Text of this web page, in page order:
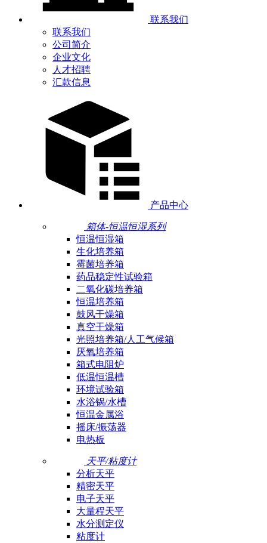
联系我们
联系我们
公司简介
企业文化
人才招聘
汇款信息
产品中心
箱体-恒温恒湿系列
恒温恒湿箱
生化培养箱
霉菌培养箱
药品稳定性试验箱
二氧化碳培养箱
恒温培养箱
鼓风干燥箱
真空干燥箱
光照培养箱/人工气候箱
厌氧培养箱
箱式电阻炉
低温恒温槽
环境试验箱
水浴锅/水槽
恒温金属浴
摇床/振荡器
电热板
天平/粘度计
分析天平
精密天平
电子天平
大量程天平
水分测定仪
粘度计